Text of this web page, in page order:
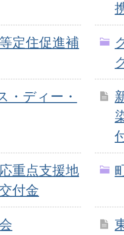
定住促進補
・ディー・
重点支援地
付金